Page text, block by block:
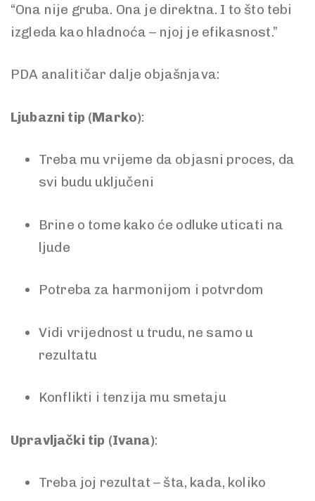
“Ona nije gruba. Ona je direktna. I to što tebi
izgleda kao hladnoća – njoj je efikasnost.”
PDA analitičar dalje objašnjava:
Ljubazni tip (Marko):
Treba mu vrijeme da objasni proces, da
svi budu uključeni
Brine o tome kako će odluke uticati na
ljude
Potreba za harmonijom i potvrdom
Vidi vrijednost u trudu, ne samo u
rezultatu
Konflikti i tenzija mu smetaju
Upravljački tip (Ivana):
Treba joj rezultat – šta, kada, koliko